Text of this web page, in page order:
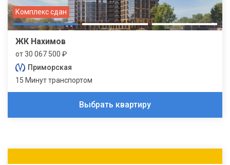
Комплекс сдан
ЖК Нахимов
от 30 067 500 ₽
Приморская
15 Минут транспортом
Выбрать квартиру